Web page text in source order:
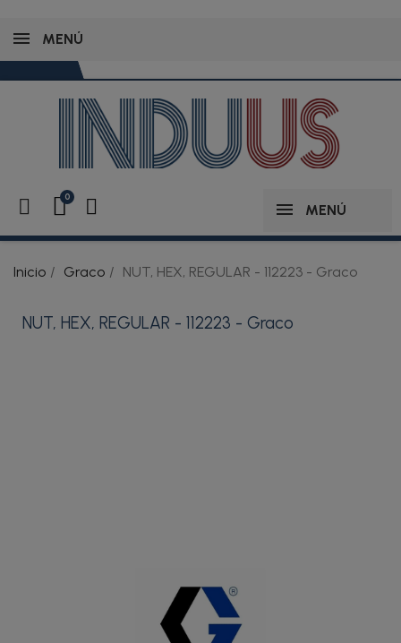
MENÚ
MENÚ
Inicio Graco NUT, HEX, REGULAR - 112223 - Graco
NUT, HEX, REGULAR - 112223 - Graco